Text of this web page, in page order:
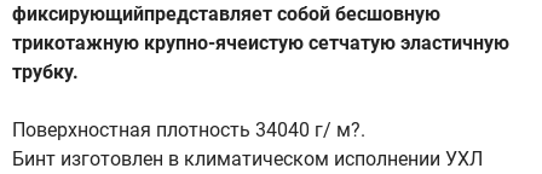
фиксирующийпредставляет собой бесшовную
трикотажную крупно-ячеистую сетчатую эластичную
трубку.
Поверхностная плотность 34040 г/ м?.
Бинт изготовлен в климатическом исполнении УХЛ